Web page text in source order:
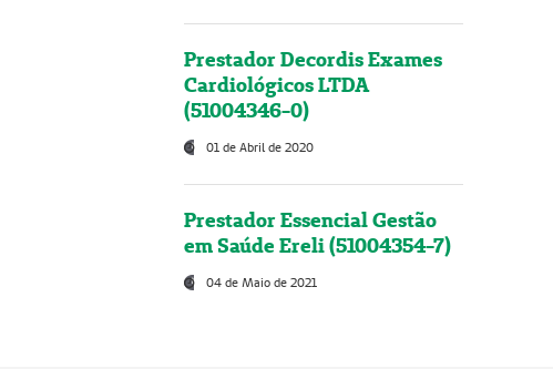
Prestador Decordis Exames
Cardiológicos LTDA
(51004346-0)
01 de Abril de 2020
Prestador Essencial Gestão
em Saúde Ereli (51004354-7)
04 de Maio de 2021